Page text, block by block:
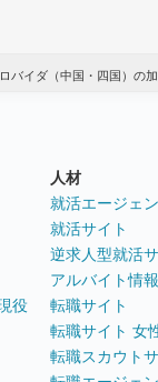
バイダ（中国・四国）の
役
人材
就活エージェ
就活サイト
逆求人型就活
アルバイト情
転職サイト
転職サイト 女
転職スカウト